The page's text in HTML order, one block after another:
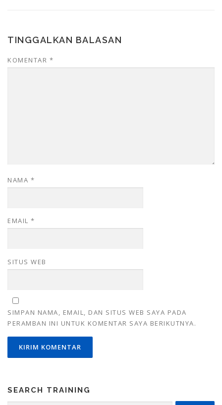
TINGGALKAN BALASAN
KOMENTAR *
NAMA *
EMAIL *
SITUS WEB
SIMPAN NAMA, EMAIL, DAN SITUS WEB SAYA PADA
PERAMBAN INI UNTUK KOMENTAR SAYA BERIKUTNYA.
SEARCH TRAINING